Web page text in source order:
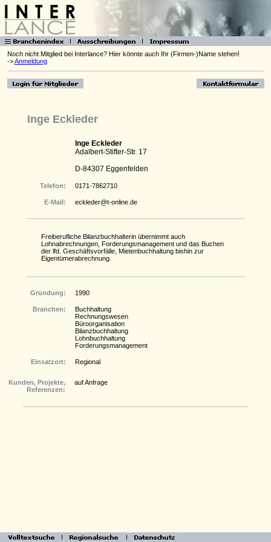
Noch nicht Mitglied bei Interlance? Hier könnte auch Ihr (Firmen-)Name stehen!
->Anmeldung
Inge Eckleder
Inge Eckleder
Adalbert-Stifter-Str. 17
D-84307 Eggenfelden
Telefon: 0171-7862710
E-Mail: eckleder@t-online.de
Freiberufliche Bilanzbuchhalterin übernimmt auch
Lohnabrechnungen, Forderungsmanagement und das Buchen
der lfd. Geschäftsvorfälle, Mietenbuchhaltung bishin zur
Eigentümerabrechnung.
Gründung: 1990
Branchen:
Buchhaltung
Rechnungswesen
Büroorganisation
Bilanzbuchhaltung
Lohnbuchhaltung
Forderungsmanagement
Einsatzort: Regional
Kunden, Projekte,
Referenzen:
auf Anfrage